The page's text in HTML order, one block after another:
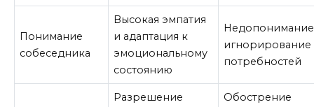
Понимание
собеседника
Высокая эмпатия
и адаптация к
эмоциональному
состоянию
игнорирование
потребностей
Разрешение
Обострение